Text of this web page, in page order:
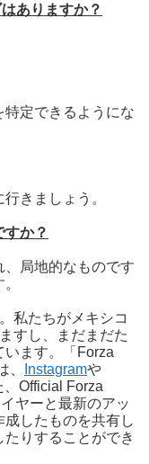
ありますか？
定できるようにな
きましょう。
すか？
、局地的なものです
私たちがメキシコ
すし、まだまだた
います。「Forza
、
Instagramや
Official Forza
ヤーと最新のアッ
したものを共有し
りすることができ